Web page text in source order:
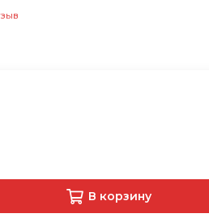
В корзину